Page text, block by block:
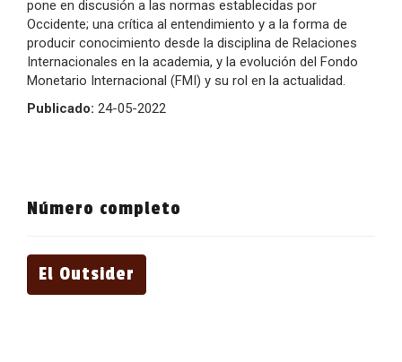
pone en discusión a las normas establecidas por
Occidente; una crítica al entendimiento y a la forma de
producir conocimiento desde la disciplina de Relaciones
Internacionales en la academia, y la evolución del Fondo
Monetario Internacional (FMI) y su rol en la actualidad.
Publicado: 24-05-2022
Número completo
El Outsider